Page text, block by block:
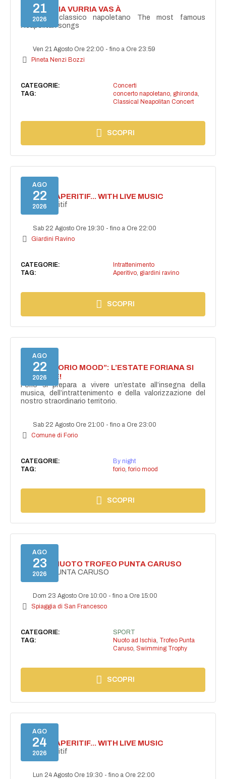
21
2026
I'TE VURRIA VURRIA VAS À
Concerto classico napoletano The most famous
Neapolitan songs
Ven 21 Agosto Ore 22:00 -fino a Ore 23:59
Pineta Nenzi Bozzi
CATEGORIE:
Concerti
TAG:
concerto napoletano, ghironda,
Classical Neapolitan Concert
SCOPRI
AGO
22
2026
SECRET APERITIF... WITH LIVE MUSIC
Secret aperitif
Sab 22 Agosto Ore 19:30 -fino a Ore 22:00
Giardini Ravino
CATEGORIE:
Intrattenimento
TAG:
Aperitivo, giardini ravino
SCOPRI
AGO
22
2026
NASCE “FORIO MOOD”: L’ESTATE FORIANA SI
ACCENDE!
Forio si prepara a vivere un’estate all’insegna della
musica, dell’intrattenimento e della valorizzazione del
nostro straordinario territorio.
Sab 22 Agosto Ore 21:00 -fino a Ore 23:00
Comune di Forio
CATEGORIE:
By night
TAG:
forio, forio mood
SCOPRI
AGO
23
2026
GARA DI NUOTO TROFEO PUNTA CARUSO
TROFEO PUNTA CARUSO
Dom 23 Agosto Ore 10:00 -fino a Ore 15:00
Spiaggia di San Francesco
CATEGORIE:
SPORT
TAG:
Nuoto ad Ischia, Trofeo Punta
Caruso, Swimming Trophy
SCOPRI
AGO
24
2026
SECRET APERITIF... WITH LIVE MUSIC
Secret aperitif
Lun 24 Agosto Ore 19:30 -fino a Ore 22:00